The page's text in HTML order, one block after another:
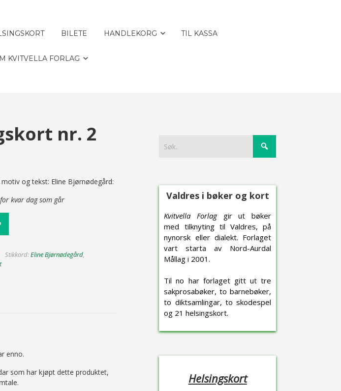
BILETE HANDLEKORG TIL KASSA
KVITVELLA FORLAG
nr. 2
og tekst: Eline Bjørnødegård:
kvar dag som går
Stikkord:Eline Bjørnødegård,
enno.
som har kjøpt dette produktet,
Valdres i bøker og kort
Kvitvella Forlaggir ut bøker
med tilknyting til Valdres, på
nynorsk eller dialekt. Forlaget
vart starta av Nord-Aurdal
Mållag i 2001.
Til no har forlaget gitt ut tre
sakprosabøker, to barnebøker,
to diktsamlingar, to skodespel
og 21 helsingskort.
Helsingskort